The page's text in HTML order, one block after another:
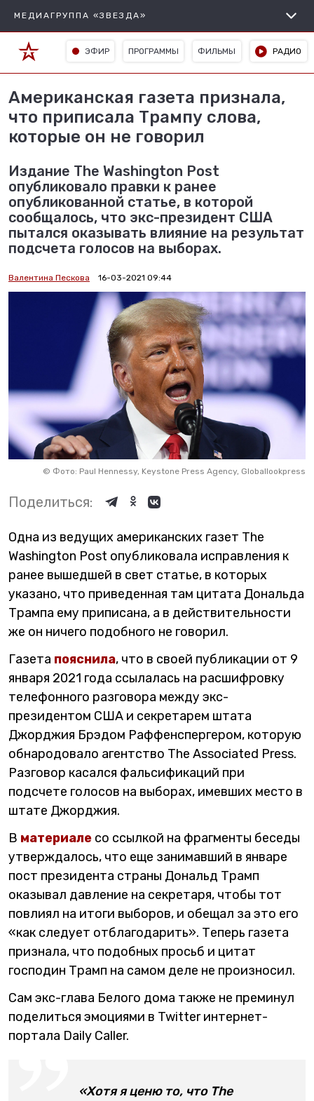
МЕДИАГРУППА «ЗВЕЗДА»
ЭФИР ПРОГРАММЫ ФИЛЬМЫ РАДИО
Американская газета признала,
что приписала Трампу слова,
которые он не говорил
Издание The Washington Post
опубликовало правки к ранее
опубликованной статье, в которой
сообщалось, что экс-президент США
пытался оказывать влияние на результат
подсчета голосов на выборах.
Валентина Пескова 16-03-2021 09:44
© Фото: Paul Hennessy, Keystone Press Agency, Globallookpress
Поделиться:
Одна из ведущих американских газет The
Washington Post опубликовала исправления к
ранее вышедшей в свет статье, в которых
указано, что приведенная там цитата Дональда
Трампа ему приписана, а в действительности
же он ничего подобного не говорил.
Газета пояснила, что в своей публикации от 9
января 2021 года ссылалась на расшифровку
телефонного разговора между экс-
президентом США и секретарем штата
Джорджия Брэдом Раффенспергером, которую
обнародовало агентство The Associated Press.
Разговор касался фальсификаций при
подсчете голосов на выборах, имевших место в
штате Джорджия.
В материале со ссылкой на фрагменты беседы
утверждалось, что еще занимавший в январе
пост президента страны Дональд Трамп
оказывал давление на секретаря, чтобы тот
повлиял на итоги выборов, и обещал за это его
«как следует отблагодарить». Теперь газета
признала, что подобных просьб и цитат
господин Трамп на самом деле не произносил.
Сам экс-глава Белого дома также не преминул
поделиться эмоциями в Twitter интернет-
портала Daily Caller.
«Хотя я ценю то, что The